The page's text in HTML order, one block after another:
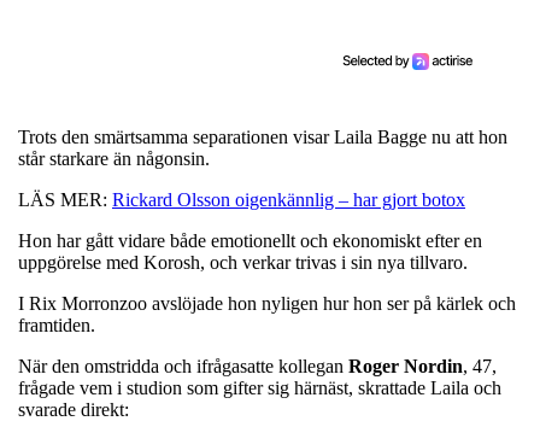
Trots den smärtsamma separationen visar Laila Bagge nu att hon
står starkare än någonsin.
LÄS MER: Rickard Olsson oigenkännlig – har gjort botox
Hon har gått vidare både emotionellt och ekonomiskt efter en
uppgörelse med Korosh, och verkar trivas i sin nya tillvaro.
I Rix Morronzoo avslöjade hon nyligen hur hon ser på kärlek och
framtiden.
När den omstridda och ifrågasatte kollegan Roger Nordin, 47,
frågade vem i studion som gifter sig härnäst, skrattade Laila och
svarade direkt: